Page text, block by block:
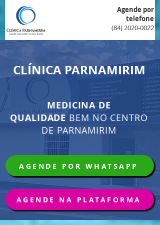
Agende por
telefone
(84) 2020-0022
CLÍNICA PARNAMIRIM
MEDICINA DE
QUALIDADEBEM NO CENTRO
DE PARNAMIRIM
AGENDE POR WHATSAPP
AGENDE NA PLATAFORMA